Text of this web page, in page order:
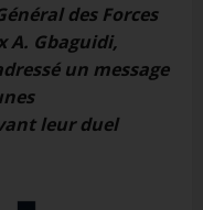
des Forces
A. Gbaguidi,
un message
leur duel